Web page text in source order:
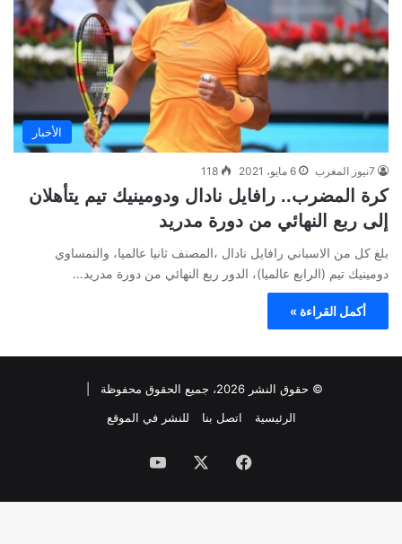
الأخبار
7نيوز المغرب 6 مايو، 2021 118
كرة المضرب.. رافايل نادال ودومينيك تيم يتأهلان
إلى ربع النهائي من دورة مدريد
بلغ كل من الاسباني رافايل نادال ،المصنف ثانيا عالميا، والنمساوي
دومينيك تيم (الرابع عالميا)، الدور ربع النهائي من دورة مدريد…
أكمل القراءة »
© حقوق النشر 2026، جميع الحقوق محفوظة |
الرئيسية
اتصل بنا للنشر في الموقع
فيسبوك